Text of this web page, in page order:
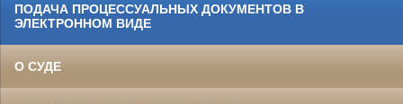
ПОДАЧА ПРОЦЕССУАЛЬНЫХ ДОКУМЕНТОВ В
ЭЛЕКТРОННОМ ВИДЕ
О СУДЕ